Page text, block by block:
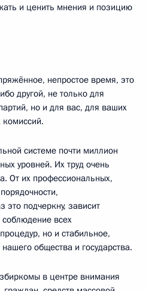
и ценить мнения и позицию
непростое время, это
другой, не только для
но и для вас, для ваших
комиссий.
системе почти миллион
уровней. Их труд очень
От их профессиональных,
подчеркну, зависит
соблюдение всех
но и стабильное,
общества и государства.
в центре внимания